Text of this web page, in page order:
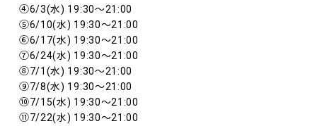
④6/3(水) 19:30～21:00
⑤6/10(水) 19:30～21:00
⑥6/17(水) 19:30～21:00
⑦6/24(水) 19:30～21:00
⑧7/1(水) 19:30～21:00
⑨7/8(水) 19:30～21:00
⑩7/15(水) 19:30～21:00
⑪7/22(水) 19:30～21:00